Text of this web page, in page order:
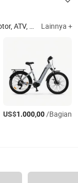
Tampilan Lainnya +
US$1.000,00/Bagian